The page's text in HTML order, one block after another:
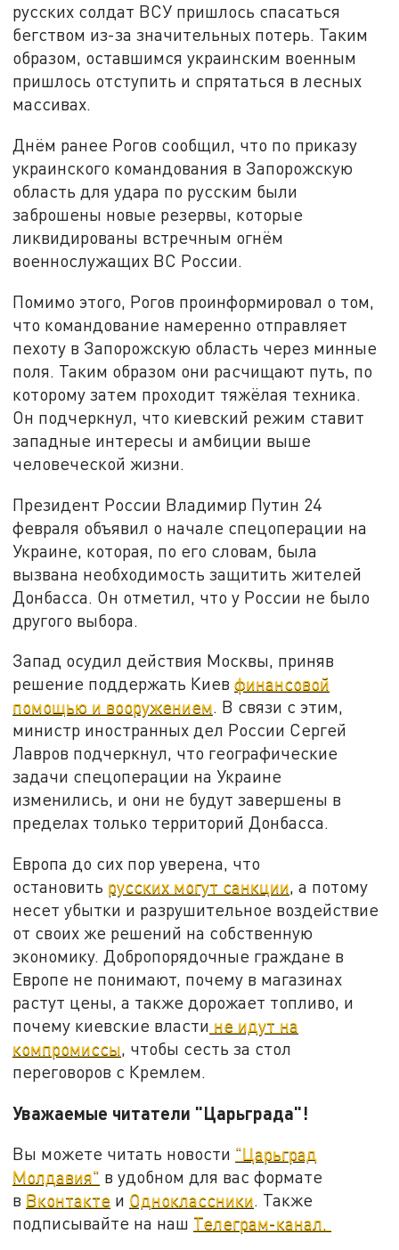
русских солдат ВСУ пришлось спасаться
бегством из-за значительных потерь. Таким
образом, оставшимся украинским военным
пришлось отступить и спрятаться в лесных
массивах.
Днём ранее Рогов сообщил, что по приказу
украинского командования в Запорожскую
область для удара по русским были
заброшены новые резервы, которые
ликвидированы встречным огнём
военнослужащих ВС России.
Помимо этого, Рогов проинформировал о том,
что командование намеренно отправляет
пехоту в Запорожскую область через минные
поля. Таким образом они расчищают путь, по
которому затем проходит тяжёлая техника.
Он подчеркнул, что киевский режим ставит
западные интересы и амбиции выше
человеческой жизни.
Президент России Владимир Путин 24
февраля объявил о начале спецоперации на
Украине, которая, по его словам, была
вызвана необходимость защитить жителей
Донбасса. Он отметил, что у России не было
другого выбора.
Запад осудил действия Москвы, приняв
решение поддержать Киевфинансовой
помощью и вооружением. В связи с этим,
министр иностранных дел России Сергей
Лавров подчеркнул, что географические
задачи спецоперации на Украине
изменились, и они не будут завершены в
пределах только территорий Донбасса.
Европа до сих пор уверена, что
остановить русских могут санкции, а потому
несет убытки и разрушительное воздействие
от своих же решений на собственную
экономику. Добропорядочные граждане в
Европе не понимают, почему в магазинах
растут цены, а также дорожает топливо, и
почему киевские власти не идут на
компромиссы, чтобы сесть за стол
переговоров с Кремлем.
Уважаемые читатели "Царьграда"!
Вы можете читать новости "Царьград
Молдавия" в удобном для вас формате
в Вконтакте и Одноклассники. Также
подписывайте на наш Телеграм-канал.